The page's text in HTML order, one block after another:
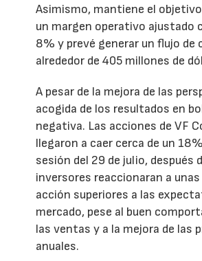
Asimismo, mantiene el
un margen operativo ajustado
8% y prevé generar un flujo de
alrededor de 405 millones de
A pesar de la mejora de las
acogida de los resultados en
negativa. Las acciones de VF
llegaron a caer cerca de un
sesión del 29 de julio, después
inversores reaccionaran a
acción superiores a las
mercado, pese al buen
las ventas y a la mejora de las
anuales.